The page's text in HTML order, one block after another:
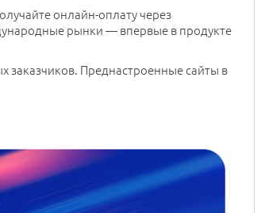
онлайн-оплату через
рынки — впервые в продукте
Преднастроенные сайты в